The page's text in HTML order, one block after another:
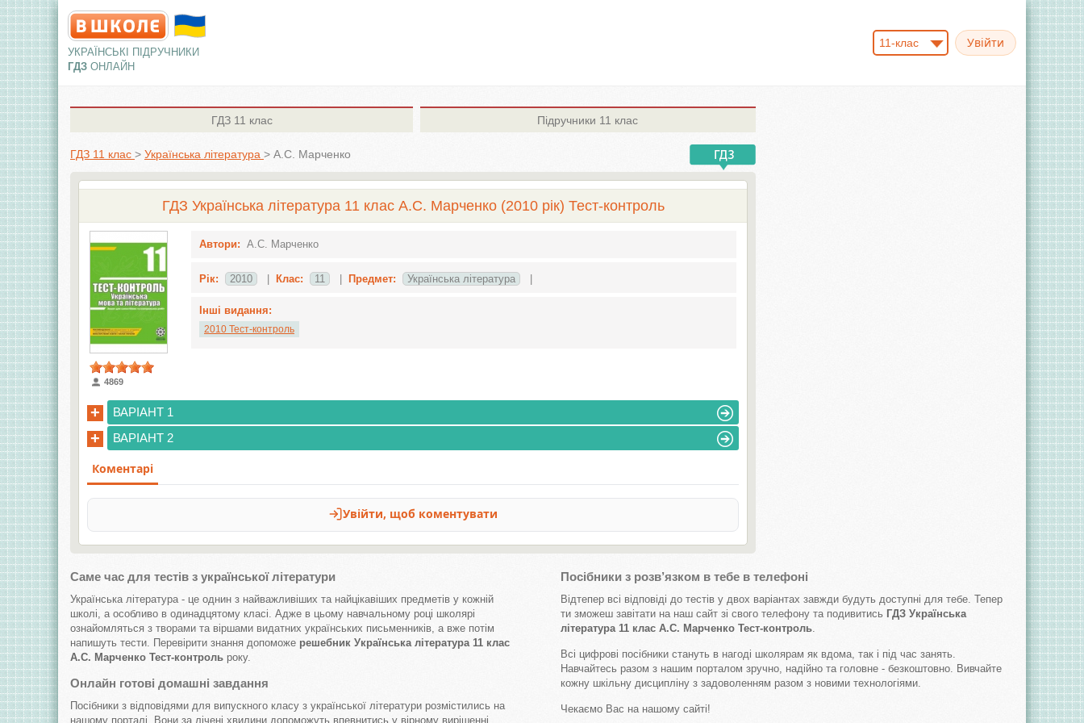
УКРАЇНСЬКІ ПІДРУЧНИКИ
ГДЗ ОНЛАЙН
11-клас
ГДЗ11 клас Підручники 11 клас
ГДЗ 11 клас > Українська література > А.С. Марченко
ГДЗ Українська література 11 клас А.С. Марченко (2010 рік) Тест-контроль
4869
Автори: А.С. Марченко
Рік: 2010 Клас: 11 Предмет: Українська література
Інші видання:
2010 Тест-контроль
+ ВАРІАНТ 1
+ ВАРІАНТ 2
Саме час для тестів з української літератури
Українська література - це однин з найважливіших та найцікавіших предметів у кожній
школі, а особливо в одинадцятому класі. Адже в цьому навчальному році школярі
ознайомляться з творами та віршами видатних українських письменників, а вже потім
напишуть тести. Перевірити знання допоможе решебник Українська література 11 клас
А.С. Марченко Тест-контроль року.
Онлайн готові домашні завдання
Посібники з відповідями для випускного класу з української літератури розмістились на
нашому порталі. Вони за лічені хвилини допоможуть впевнитись у вірному вирішенні
Посібники з розв’язком в тебе в телефоні
Відтепер всі відповіді до тестів у двох варіантах завжди будуть доступні для тебе. Тепер
ти зможеш завітати на наш сайт зі свого телефону та подивитись ГДЗ Українська
література 11 клас А.С. Марченко Тест-контроль.
Всі цифрові посібники стануть в нагоді школярам як вдома, так і під час занять.
Навчайтесь разом з нашим порталом зручно, надійно та головне - безкоштовно. Вивчайте
кожну шкільну дисципліну з задоволенням разом з новими технологіями.
Чекаємо Вас на нашому сайті!